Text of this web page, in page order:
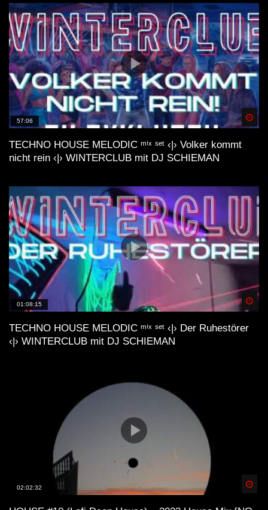
57:06
TECHNO HOUSE MELODIC ᵐⁱˣ ˢᵉᵗ ‹|› Volker kommt
nicht rein ‹|› WINTERCLUB mit DJ SCHIEMAN
01:08:15
TECHNO HOUSE MELODIC ᵐⁱˣ ˢᵉᵗ ‹|› Der Ruhestörer
‹|› WINTERCLUB mit DJ SCHIEMAN
02:02:32